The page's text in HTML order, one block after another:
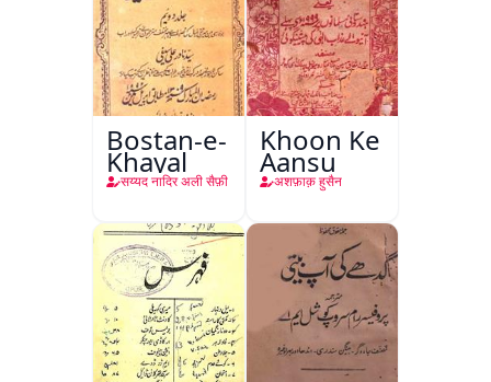
Bostan-e-
Khayal
सय्यद नादिर अली सैफ़ी
Khoon Ke
Aansu
अशफ़ाक़ हुसैन